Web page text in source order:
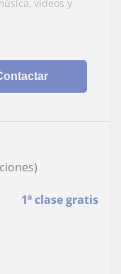
vídeos y
1ª clase gratis